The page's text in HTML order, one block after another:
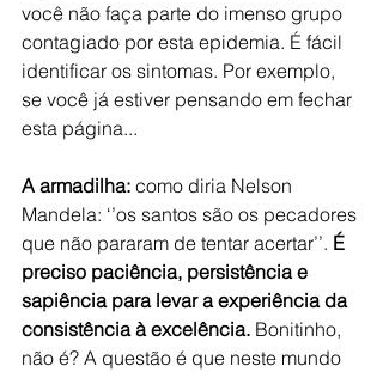
você não faça parte do imenso grupo
contagiado por esta epidemia. É fácil
identificar os sintomas. Por exemplo,
se você já estiver pensando em fechar
esta página...
A armadilha: como diria Nelson
Mandela: ‘’os santos são os pecadores
que não pararam de tentar acertar’’. É
preciso paciência, persistência e
sapiência para levar a experiência da
consistência à excelência. Bonitinho,
não é? A questão é que neste mundo